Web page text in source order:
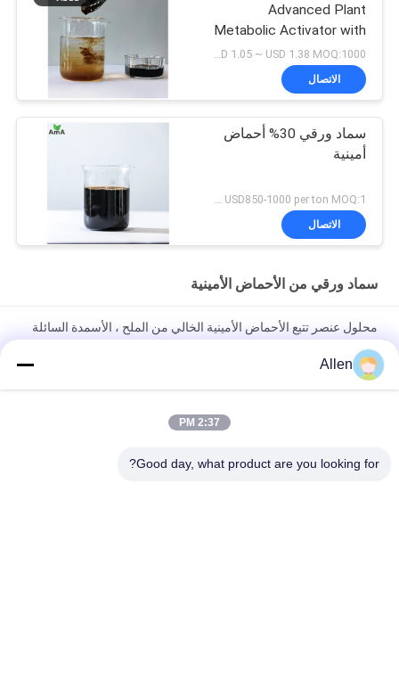
Advanced Plant
Metabolic Activator with
Chelated Micronutrients
& Functional Amino Acids
(مفعّل متبادل النباتات
الدقيقة المتخلطة
والحمضات الأمينية
USD 1.05 ~ USD 1.38 MOQ:1000 لتر
الاتصال
سماد ورقي 30% أحماض
أمينية
USD850-1000 per ton MOQ:1 طن متري
الاتصال
سماد ورقي من الأحماض الأمينية
محلول عنصر تتبع الأحماض الأمينية الخالي من الملح ، الأسمدة السائلة
العضوية ، ملحق Cu Fe Zn B Mo Mn
سماد سائل من الأحماض الأمينية الشفافة مع مخلب الكالسيوم
المغنيسيوم
Allen
2:37 PM
Good day, what product are you looking for?